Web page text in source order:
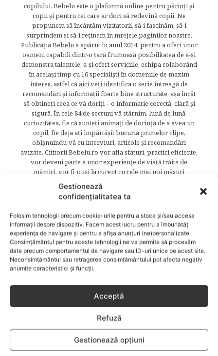
Gestionează
confidențialitatea ta
Folosim tehnologii precum cookie-urile pentru a stoca și/sau accesa
informații despre dispozitiv. Facem acest lucru pentru a îmbunătăți
experiența de navigare și pentru a afișa anunțuri (ne)personalizate.
Consimțământul pentru aceste tehnologii ne va permite să procesăm
date precum comportamentul de navigare sau ID-uri unice pe acest site.
Neconsimțământul sau retragerea consimțământului pot afecta negativ
anumite caracteristici și funcții.
Acceptă
Refuză
Gestionează opțiuni
copilului. Bebelu este o plaformă online pentru părinţi şi
copii şi pentru cei care ar dori să redevină copii. Ne
propunem să încântăm vizitatorii, să-i fascinăm, să-i
surprindem şi să-i reţinem în mrejele paginilor noastre.​
Publicația Bebelu a apărut în anul 2014, pentru a oferi unor
oameni capabili dintr-o ţară frumoasă posibilitatea de a-şi
demonstra talentele, a-şi oferi serviciile, echipa colaborând
în acelaşi timp cu 16 specialişti în domeniile de maxim
interes, astfel că aici veţi identifica o serie întreagă de
recomandări şi informaţii foarte bine structurate, aşa încât
să obtineţi ceea ce vă doriţi – o informaţie corectă, clară şi
sigură. În cele 84 de secțuni vă stârnim, lună de lună,
curiozitatea, fie că sunteţi animaţi de dorinţa de a avea un
copil, fie deja aţi împărtăşit bucuria primelor clipe,
obişnuindu-vă cu interviuri, articole şi recomandări
avizate. Cititorii Bebelu.ro vor afla sfaturi, practici eficiente,
vor deveni parte a unor experienţe de viaţă trăite de
mămici, vor fi puşi la curent cu cele mai noi măsuri
legislative care să le asigure siguranţa şi stabilitatea
familiei. Cititorii se vor bucura să afle despre povestea
frumoasă de viață a unei mămici celebre – Elena Băsescu,
fi puşi în temă cu ultimele tendinţe în materie de frumuseţe,
diete şi modă parcurgând atent şi rubricile permanente
începând cu: Rubrici: PĂRINŢI CELEBRI – Cele mai
cunoscute personalităţi mondene vor fi alături de tine
pentru a te îndruma, oferindu-ţi un sfat din experienţa lor
de părinte. SARCINA ŞI NAŞTEREA – este un capitol
sarcină, evoluţia fătului pe parcursul celor nouă luni,
analize necesare, alimentaţie, sănătate, pregătire pentru
naştere. Tot aici puteti găsi informaţii preţioase dedicate
naşterii şi recuperării postpartum. BEBELUŞUL ÎN PRIMUL
ANIŞOR – este un capitol destinat îngrijirii sugarului.
Alăptarea, scorul Apgar, îngrijirea bontului ombilical,